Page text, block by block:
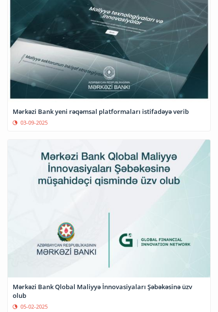
Mərkəzi Bank yeni rəqəmsal platformaları istifadəyə verib
03-09-2025
Mərkəzi Bank Qlobal Maliyyə İnnovasiyaları Şəbəkəsinə üzv
olub
05-02-2025